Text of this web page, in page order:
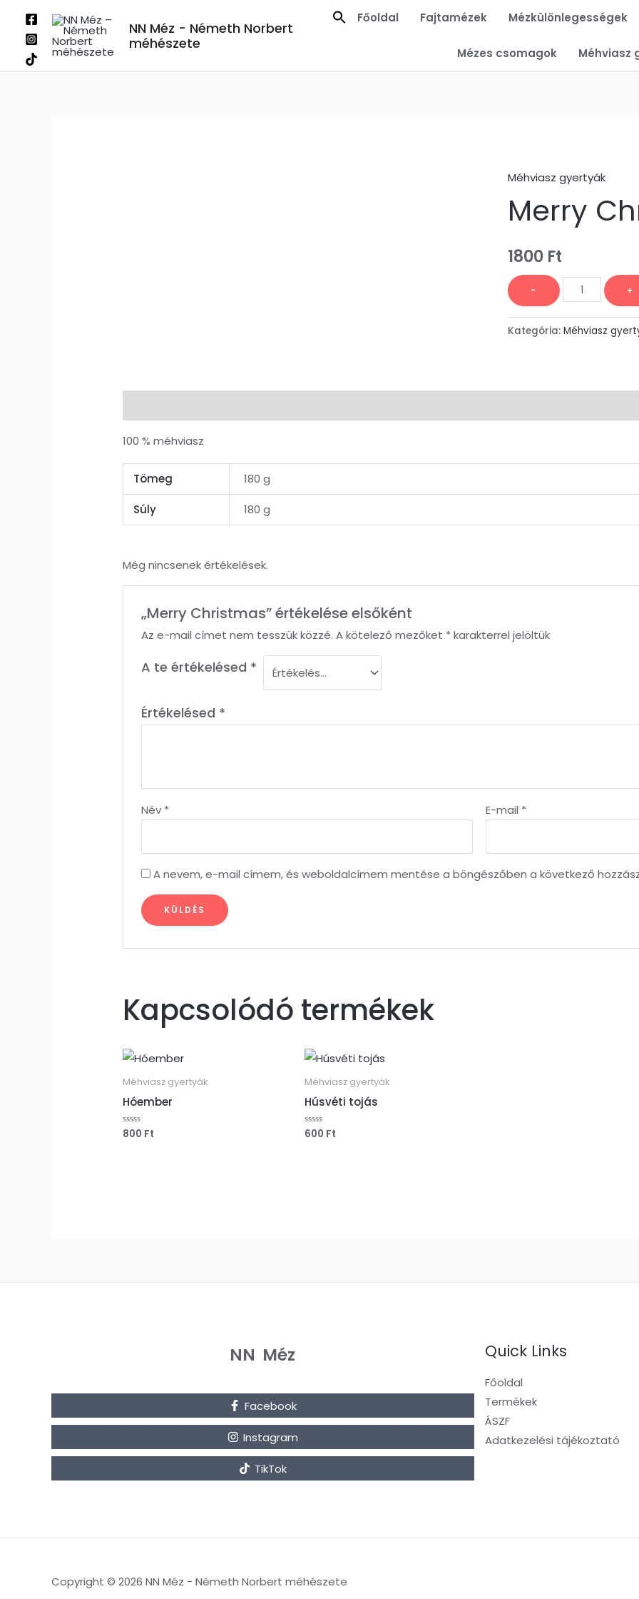
content
NN Méz - Németh Norbert
méhészete
Főoldal Fajtamézek Mézkülönlegességek
Mézes csomagok Méhviasz
Méhviasz gyertyák
Merry
1800 Ft
-
Merry
Christmas
mennyiség
+
Kategória: Méhviasz
100 % méhviasz
Tömeg 180 g
Súly 180 g
Még nincsenek értékelések.
„Merry Christmas” értékelése elsőként
Az e-mail címet nem tesszük közzé. A kötelező mezőket * karakterrel jelöltük
A te értékelésed *
Értékelésed *
Név * E-mail *
A nevem, e-mail címem, és weboldalcímem mentése a böngészőben a következő
Kapcsolódó termékek
Méhviasz gyertyák
Hóember
Értékelés:
800 Ft
Méhviasz gyertyák
Húsvéti tojás
Értékelés:
600 Ft
NN Méz
Facebook
Instagram
TikTok
Quick Links
Főoldal
Termékek
ÁSZF
Adatkezelési tájékoztató
Copyright © 2026 NN Méz - Németh Norbert méhészete